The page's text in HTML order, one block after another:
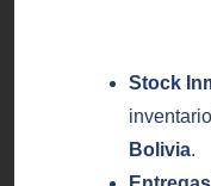
Stock
Bolivia.